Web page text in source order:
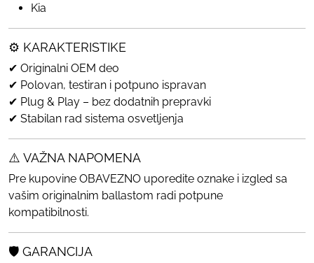
Kia
⚙️ KARAKTERISTIKE
✔ Originalni OEM deo
✔ Polovan, testiran i potpuno ispravan
✔ Plug & Play – bez dodatnih prepravki
✔ Stabilan rad sistema osvetljenja
⚠️ VAŽNA NAPOMENA
Pre kupovine OBAVEZNO uporedite oznake i izgled sa
vašim originalnim ballastom radi potpune
kompatibilnosti.
🛡️ GARANCIJA